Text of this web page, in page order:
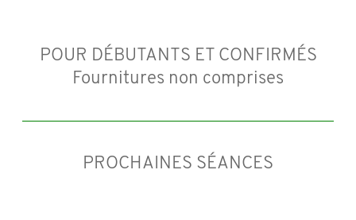
POUR DÉBUTANTS ET CONFIRMÉS
Fournitures non comprises
PROCHAINES SÉANCES